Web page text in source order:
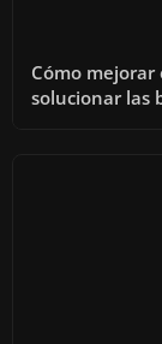
Cómo
solucionar las